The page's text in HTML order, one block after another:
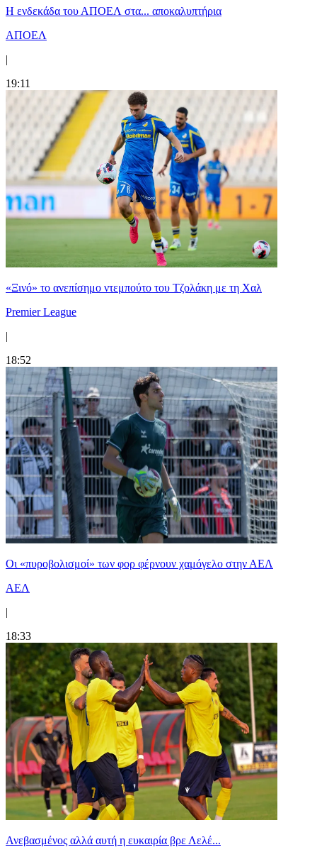
Η ενδεκάδα του ΑΠΟΕΛ στα... αποκαλυπτήρια
ΑΠΟΕΛ
|
19:11
«Ξινό» το ανεπίσημο ντεμπούτο του Τζολάκη με τη Χαλ
Premier League
|
18:52
Οι «πυροβολισμοί» των φορ φέρνουν χαμόγελο στην ΑΕΛ
ΑΕΛ
|
18:33
Ανεβασμένος αλλά αυτή η ευκαιρία βρε Λελέ...